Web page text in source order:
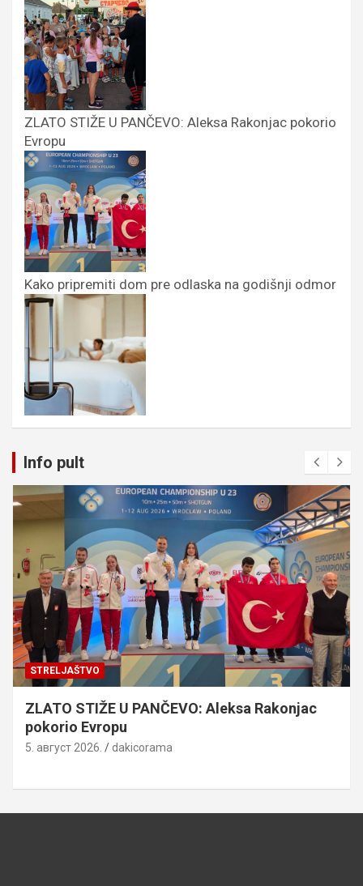
ZLATO STIŽE U PANČEVO: Aleksa Rakonjac pokorio
Evropu
Kako pripremiti dom pre odlaska na godišnji odmor
Info pult
STRELJAŠTVO
ZLATO STIŽE U PANČEVO: Aleksa Rakonjac
pokorio Evropu
5. август 2026. dakicorama